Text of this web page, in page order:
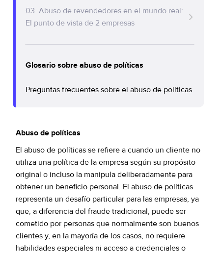
Eventos
03. Abuso de revendedores en el mundo real:
El punto de vista de 2 empresas
Glosario sobre abuso de políticas
Preguntas frecuentes sobre el abuso de políticas
Abuso de políticas
El abuso de políticas se refiere a cuando un cliente no
utiliza una política de la empresa según su propósito
original o incluso la manipula deliberadamente para
obtener un beneficio personal. El abuso de políticas
representa un desafío particular para las empresas, ya
que, a diferencia del fraude tradicional, puede ser
cometido por personas que normalmente son buenos
clientes y, en la mayoría de los casos, no requiere
habilidades especiales ni acceso a credenciales o